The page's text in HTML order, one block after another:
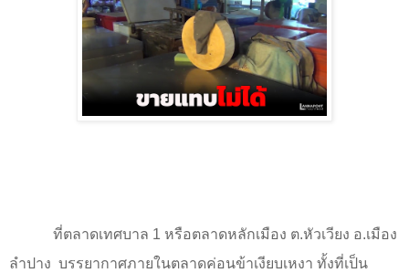
ที่ตลาดเทศบาล 1 หรือตลาดหลักเมือง ต.หัวเวียง อ.เมือง
ลำปาง บรรยากาศภายในตลาดค่อนข้าเงียบเหงา ทั้งที่เป็น